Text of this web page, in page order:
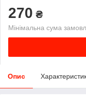
270 ₴
Мінімальна сума
Опис